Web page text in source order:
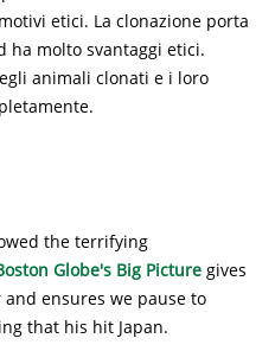
etici. La clonazione porta
ha molto svantaggi etici.
animali clonati e i loro
the terrifying
Globe's Big Picture gives
ensures we pause to
that his hit Japan.